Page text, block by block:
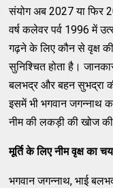
संयोग अब 2027 या फिर
वर्ष कलेवर पर्व 1996 में
गढ़ने के लिए कौन से वृक्ष
सुनिश्चित होता है।
बलभद्र और बहन सुभद्रा
इसमें भी भगवान जगन्नाथ
नीम की लकड़ी की खोज की
मूर्ति के लिए नीम वृक्ष का
भगवान जगन्नाथ, भाई